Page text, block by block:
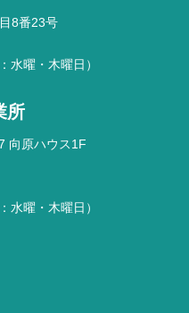
8番23号
水曜・木曜日）
所
向原ハウス1F
水曜・木曜日）